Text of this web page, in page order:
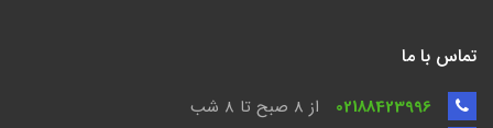
تماس با ما
02188423996
از 8 صبح تا ۸ شب